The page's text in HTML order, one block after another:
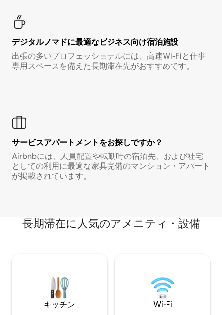
デジタルノマド⁠に最⁠適⁠なビ⁠ジ⁠ネ⁠ス⁠向⁠け宿⁠泊⁠施⁠設
出張の多いプロフェッショナルには、高速Wi-Fiと仕事
専用スペースを備えた長期滞在先がおすすめです。
サービスアパートメントをお探しですか？
Airbnbには、人員配置や転勤時の宿泊先、および社宅
としての利用に最適な家具完備のマンション・アパート
が掲載されています。
長期滞在に人気のアメニティ・設備
キッチン Wi-Fi